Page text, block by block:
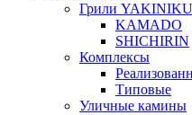
Грили YAKINIKU
KAMADO
SHICHIRIN
Комплексы
Типовые
Уличные камины